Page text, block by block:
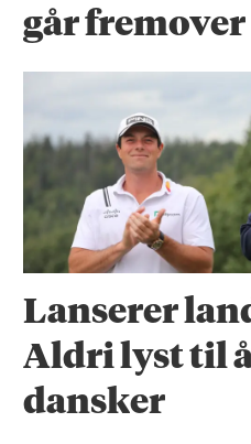
går fremover
Lanserer
Aldri lyst til
dansker